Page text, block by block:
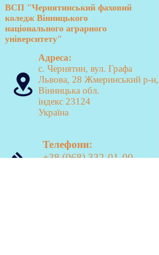
ВСП "Чернятинський фаховий
коледж Вінницького
національного аграрного
університету"
Адреса:
с. Чернятин, вул. Графа
Львова, 28 Жмеринський р-н,
Вінницька обл.
індекс 23124
Україна
Телефони:
+38 (068) 332-01-00-